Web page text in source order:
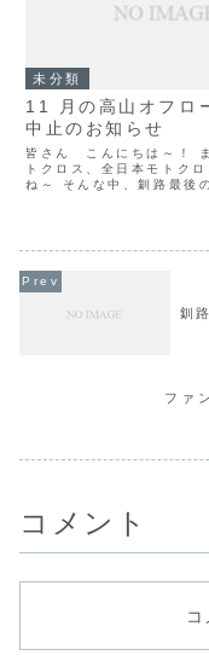
未分類
11 月の高山オフロ
中止のお知らせ
皆さん こんにちは～！
トクロス、全日本モトク
ね～ そんな中、釧路最後
釧
ファ
コメント